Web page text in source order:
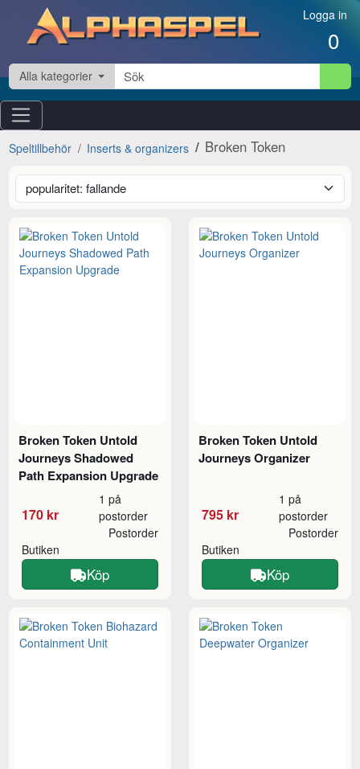
Hoppa till innehåll Logga in
0
Alla kategorier
Speltillbehör Inserts & organizers Broken Token
Broken Token Untold
Journeys Shadowed
Path Expansion Upgrade
170 kr
1 på
postorder
Butiken
Postorder
Köp
Broken Token Untold
Journeys Organizer
795 kr
1 på
postorder
Butiken
Postorder
Köp